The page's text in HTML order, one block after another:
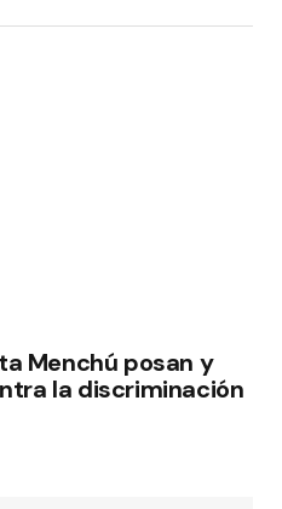
Menchú posan y
la discriminación